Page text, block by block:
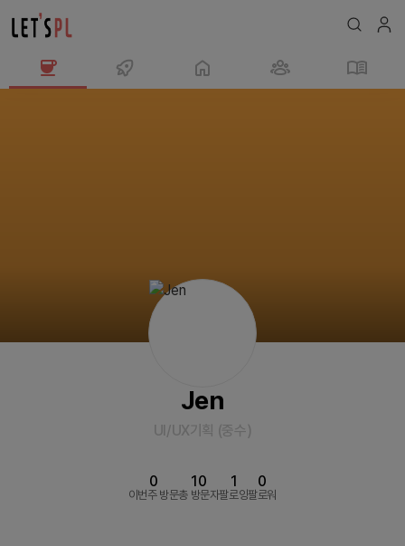
Jen
UI/UX기획 (중수)
이번주 방문
0
총 방문자
10
팔로잉
1
팔로워
0